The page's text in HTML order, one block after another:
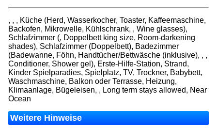
, , , Küche (Herd, Wasserkocher, Toaster, Kaffeemaschine,
Backofen, Mikrowelle, Kühlschrank, , Wine glasses),
Schlafzimmer (, Doppelbett king size, Room-darkening
shades), Schlafzimmer (Doppelbett), Badezimmer
(Badewanne, Föhn, Handtücher/Bettwäsche (inklusive), , ,
Conditioner, Shower gel), Erste-Hilfe-Station, Strand,
Kinder Spielparadies, Spielplatz, TV, Trockner, Babybett,
Waschmaschine, Balkon oder Terrasse, Heizung,
Klimaanlage, Bügeleisen, , Long term stays allowed, Near
Ocean
Weitere Hinweise